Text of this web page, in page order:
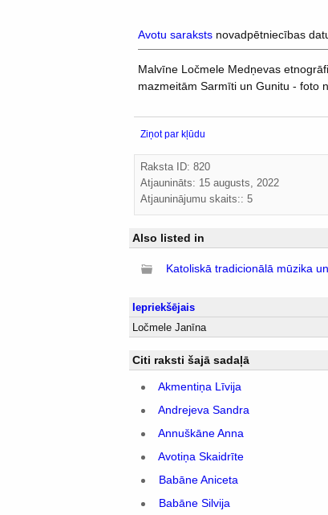
Avotu saraksts novadpētniecības
Malvīne Ločmele Medņevas
mazmeitām Sarmīti un Gunitu - foto
Ziņot par kļūdu
Raksta ID: 820
Atjaunināts: 15 augusts, 2022
Atjauninājumu skaits:: 5
Also listed in
Katoliskā tradicionālā mūzika
Iepriekšējais
Ločmele Janīna
Citi raksti šajā sadaļā
Akmentiņa Līvija
Andrejeva Sandra
Annuškāne Anna
Avotiņa Skaidrīte
Babāne Aniceta
Babāne Silvija